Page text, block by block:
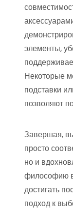
элементы,
Некоторые
подставки
позволяют
Завершая,
просто
но и
философию
достигать
подход к